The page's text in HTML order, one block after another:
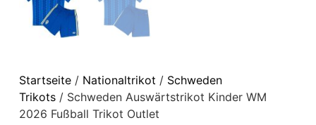
Startseite/ Nationaltrikot / Schweden
Trikots/ Schweden Auswärtstrikot Kinder WM
2026 Fußball Trikot Outlet